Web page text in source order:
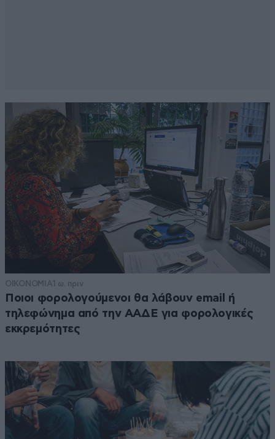
ΟΙΚΟΝΟΜΙΑ1 ω. πριν
Ποιοι φορολογούμενοι θα λάβουν email ή
τηλεφώνημα από την ΑΑΔΕ για φορολογικές
εκκρεμότητες